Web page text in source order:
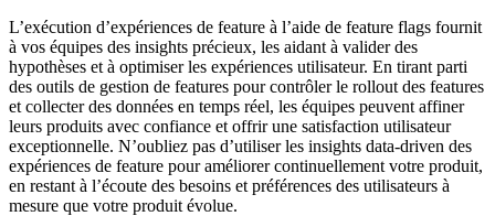
L’exécution d’expériences de feature à l’aide de feature flags fournit
à vos équipes des insights précieux, les aidant à valider des
hypothèses et à optimiser les expériences utilisateur. En tirant parti
des outils de gestion de features pour contrôler le rollout des features
et collecter des données en temps réel, les équipes peuvent affiner
leurs produits avec confiance et offrir une satisfaction utilisateur
exceptionnelle. N’oubliez pas d’utiliser les insights data-driven des
expériences de feature pour améliorer continuellement votre produit,
en restant à l’écoute des besoins et préférences des utilisateurs à
mesure que votre produit évolue.